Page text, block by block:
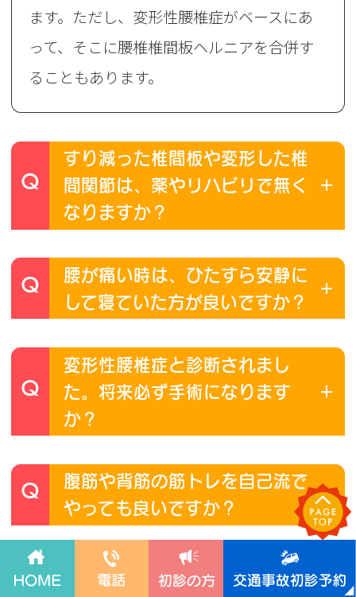
ます。ただし、変形性腰椎症がベースにあ
って、そこに腰椎椎間板ヘルニアを合併す
ることもあります。
Q
すり減った椎間板や変形した椎
間関節は、薬やリハビリで無く
なりますか？‌
Q
腰が痛い時は、ひたすら安静に
して寝ていた方が良いですか？
Q
変形性腰椎症と診断されまし
た。将来必ず手術になります
か？
Q
腹筋や背筋の筋トレを自己流で
やっても良いですか？